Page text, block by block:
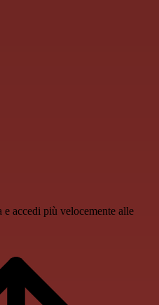
accedi più velocemente alle